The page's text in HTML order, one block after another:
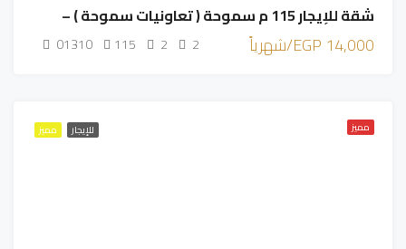
شقة للإيجار 115 م سموحة ( تعاونيات سموحة ) –
14,000 EGP/شهرياً 2
2
115
01310
مميز للإيجار مميز